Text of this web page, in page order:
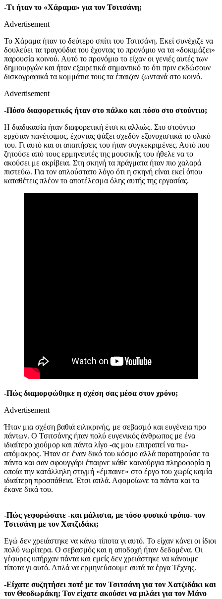
-Τι ήταν το «Χάραμα» για τον Τσιτσάνη;
Advertisement
Το Χάραμα ήταν το δεύτερο σπίτι του Τσιτσάνη. Εκεί συνέχιζε να
δουλεύει τα τραγούδια του έχοντας το προνόμιο να τα «δοκιμάζει»
παρουσία κοινού. Αυτό το προνόμιο το είχαν οι γενιές αυτές των
δημιουργών και ήταν εξαιρετικά σημαντικό το ότι πριν εκδώσουν
δισκογραφικά τα κομμάτια τους τα έπαιζαν ζωντανά στο κοινό.
Advertisement
-Πόσο διαφορετικός ήταν στο πάλκο και πόσο στο στούντιο;
Η διαδικασία ήταν διαφορετική έτσι κι αλλιώς. Στο στούντιο
ερχόταν πανέτοιμος, έχοντας ψάξει σχεδόν εξονυχιστικά το υλικό
του. Γι αυτό και οι απαιτήσεις του ήταν συγκεκριμένες. Αυτό που
ζητούσε από τους ερμηνευτές της μουσικής του ήθελε να το
ακούσει με ακρίβεια. Στη σκηνή τα πράγματα ήταν πιο χαλαρά
πιστεύω. Για τον απλούστατο λόγο ότι η σκηνή είναι εκεί όπου
καταθέτεις πλέον το αποτέλεσμα όλης αυτής της εργασίας.
-Πώς διαμορφώθηκε η σχέση σας μέσα στον χρόνο;
Advertisement
Ήταν μια σχέση βαθιά ειλικρινής, με σεβασμό και ευγένεια προ
πάντων. Ο Τσιτσάνης ήταν πολύ ευγενικός άνθρωπος με ένα
ιδιαίτερο χιούμορ και πάντα λίγο -ας μου επιτραπεί να πω-
απόμακρος. Ήταν σε έναν δικό του κόσμο αλλά παρατηρούσε τα
πάντα και σαν σφουγγάρι έπαιρνε κάθε καινούργια πληροφορία η
οποία την κατάλληλη στιγμή «έμπαινε» στο έργο του χωρίς καμία
ιδιαίτερη προσπάθεια. Έτσι απλά. Αφομοίωνε τα πάντα και τα
έκανε δικά του.
-Πώς γεφυρώσατε -και μάλιστα, με τόσο φυσικό τρόπο- τον
Τσιτσάνη με τον Χατζιδάκι;
Εγώ δεν χρειάστηκε να κάνω τίποτα γι αυτό. Το είχαν κάνει οι ίδιοι
πολύ νωρίτερα. Ο σεβασμός και η αποδοχή ήταν δεδομένα. Οι
γέφυρες υπήρχαν πάντα και εμείς δεν χρειάστηκε να κάνουμε
τίποτα γι αυτό. Απλά να ερμηνεύσουμε αυτά τα έργα Τέχνης.
-Είχατε συζητήσει ποτέ με τον Τσιτσάνη για τον Χατζιδάκι και
τον Θεοδωράκη; Τον είχατε ακούσει να μιλάει για τον Μάνο